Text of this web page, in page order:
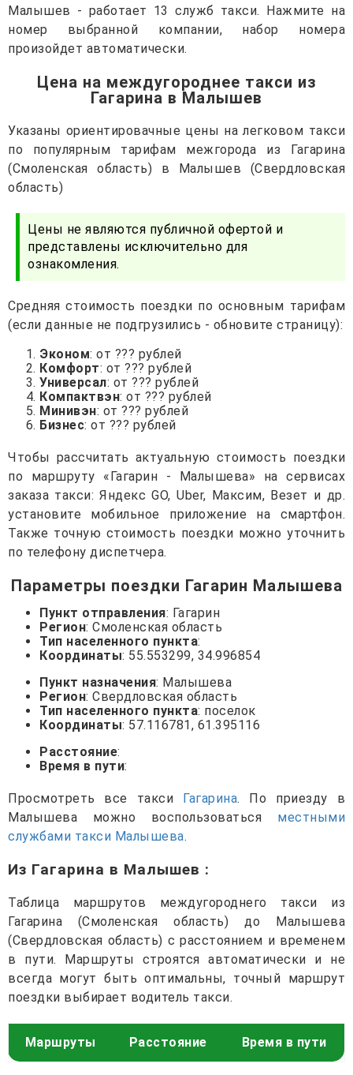
Малышев - работает 13 служб такси. Нажмите на
номер выбранной компании, набор номера
произойдет автоматически.
Цена на междугороднее такси из
Гагарина в Малышев
Указаны ориентировачные цены на легковом такси
по популярным тарифам межгорода из Гагарина
(Смоленская область) в Малышев (Свердловская
область)
Цены не являются публичной офертой и
представлены исключительно для
ознакомления.
Средняя стоимость поездки по основным тарифам
(если данные не подгрузились - обновите страницу):
Эконом: от ??? рублей
Комфорт: от ??? рублей
Универсал: от ??? рублей
Компактвэн: от ??? рублей
Минивэн: от ??? рублей
Бизнес: от ??? рублей
Чтобы рассчитать актуальную стоимость поездки
по маршруту «Гагарин - Малышева» на сервисах
заказа такси: Яндекс GO, Uber, Максим, Везет и др.
установите мобильное приложение на смартфон.
Также точную стоимость поездки можно уточнить
по телефону диспетчера.
Параметры поездки Гагарин Малышева
Пункт отправления: Гагарин
Регион: Смоленская область
Тип населенного пункта:
Координаты: 55.553299, 34.996854
Пункт назначения: Малышева
Регион: Свердловская область
Тип населенного пункта: поселок
Координаты: 57.116781, 61.395116
Расстояние:
Время в пути:
Просмотреть все такси Гагарина. По приезду в
Малышева можно воспользоваться местными
службами такси Малышева.
Из Гагарина в Малышев :
Таблица маршрутов междугороднего такси из
Гагарина (Смоленская область) до Малышева
(Свердловская область) с расстоянием и временем
в пути. Маршруты строятся автоматически и не
всегда могут быть оптимальны, точный маршрут
поездки выбирает водитель такси.
Маршруты Расстояние Время в пути